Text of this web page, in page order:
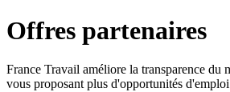
Offres partenaires
France Travail améliore la transparence du
vous proposant plus d'opportunités d'emploi